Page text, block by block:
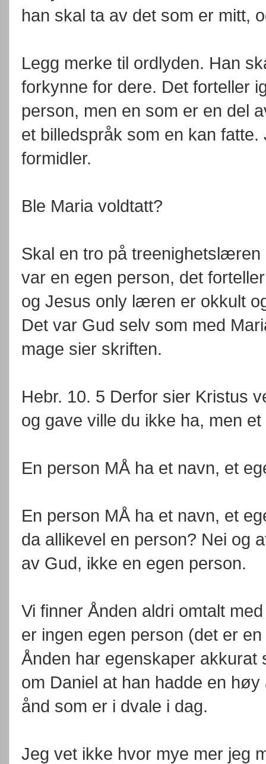
han skal ta av det som er mitt,
Legg merke til ordlyden. Han
forkynne for dere. Det forteller
person, men en som er en del
et billedspråk som en kan
formidler.
Ble Maria voldtatt?
Skal en tro på
var en egen person, det
og Jesus only læren er okkult
Det var Gud selv som med
mage sier skriften.
Hebr. 10. 5 Derfor sier Kristus
og gave ville du ikke ha, men
En person MÅ ha et navn, et
En person MÅ ha et navn, et
da allikevel en person? Nei og
av Gud, ikke en egen person.
Vi finner Ånden aldri omtalt
er ingen egen person (det er
Ånden har egenskaper akkurat
om Daniel at han hadde en
ånd som er i dvale i dag.
Jeg vet ikke hvor mye mer jeg